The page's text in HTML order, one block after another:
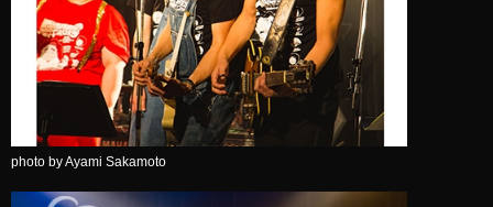
photo by Ayami Sakamoto